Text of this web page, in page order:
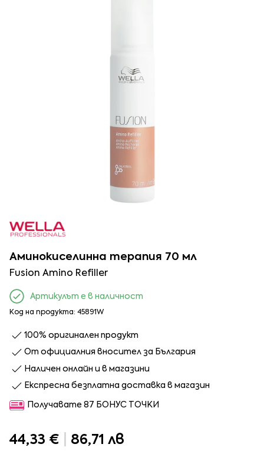
Аминокиселинна терапия 70 мл
Fusion Amino Refiller
Артикулът е в наличност
Код на продукта: 45891W
100% оригинален продукт
От официалния вносител за България
Наличен онлайн и в магазини
Експресна безплатна доставка в магазин
Получавате 87 БОНУС ТОЧКИ
44,33 € 86,71 лв